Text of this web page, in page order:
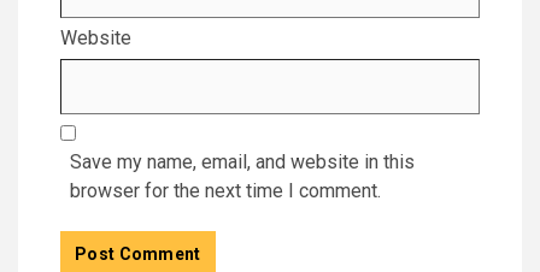
Website
Save my name, email, and website in this
browser for the next time I comment.